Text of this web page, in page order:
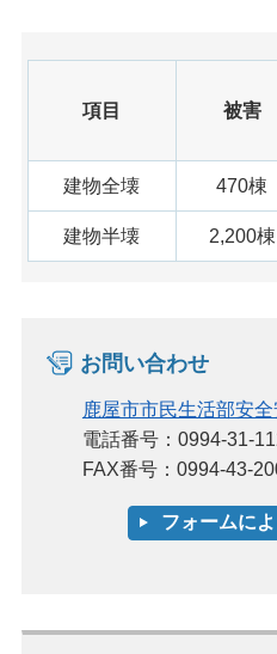
項目 被害
建物全壊 470棟
建物半壊 2,200棟
お問い合わせ
鹿屋市市民生活部安
電話番号：0994-31-
FAX番号：0994-43-